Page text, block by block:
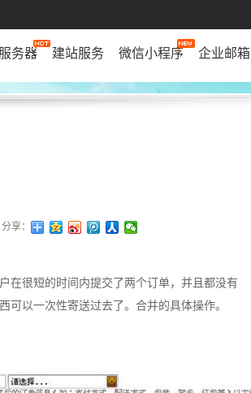
务器 建站服务 微信小程序 企业邮箱
分享：
在很短的时间内提交了两个订单，并且都没有
以一次性寄送过去了。合并的具体操作。